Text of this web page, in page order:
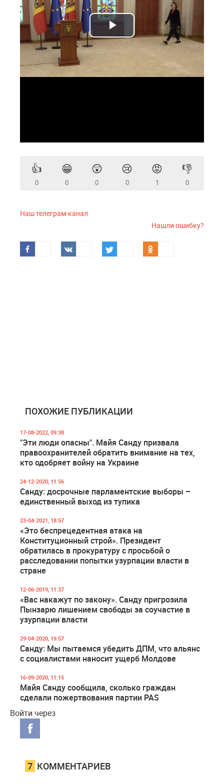
👍
0
😁
0
😲
0
😢
0
😡
1
👎
0
Наш телеграм-канал
Нашли ошибку?
ПОХОЖИЕ ПУБЛИКАЦИИ
17-08-2022, 09:38
"Эти люди опасны". Майя Санду призвала
правоохранителей обратить внимание на тех,
кто одобряет войну на Украине
24-12-2020, 11:56
Санду: досрочные парламентские выборы –
единственный выход из тупика
23-04-2021, 18:57
«Это беспрецедентная атака на
Конституционный строй». Президент
обратилась в прокуратуру с просьбой о
расследовании попытки узурпации власти в
стране
12-06-2019, 11:37
«Вас накажут по закону». Санду пригрозила
Пынзарю лишением свободы за соучастие в
узурпации власти
29-04-2020, 19:57
Санду: Мы пытаемся убедить ДПМ, что альянс
с социалистами наносит ущерб Молдове
16-09-2020, 11:15
Майя Санду сообщила, сколько граждан
сделали пожертвования партии PAS
Войти через
7 КОММЕНТАРИЕВ